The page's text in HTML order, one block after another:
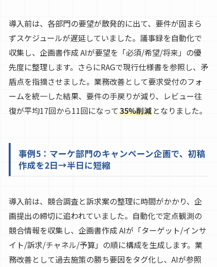
導入前は、各部門の要望が散発的に出て、要件が固まら
ずスケジュールが遅延していました。議事録を自動化で
収集し、企画書作成 AIが要望を「必須/希望/将来」の優
先度に整理します。さらにRAGで現行仕様書を参照し、矛
盾点を指摘させました。業務改善として要求受付のフォ
ームを統一した結果、要件の手戻りが減り、レビュー往
復が平均17回から11回になって35%削減となりました。
事例5：マーケ部門のキャンペーン企画で、初稿
作成を2日→半日に短縮
導入前は、競合調査と訴求案の整理に時間がかかり、企
画提出の締切に追われていました。自動化で定点観測の
競合情報を収集し、企画書作成 AIが「ターゲット/インサ
イト/訴求/チャネル/予算」の順に構成を生成します。業
務改善として過去施策の勝ち要因をタグ化し、AIが参照